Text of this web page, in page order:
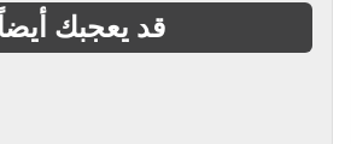
قد يعجبك أيضاً